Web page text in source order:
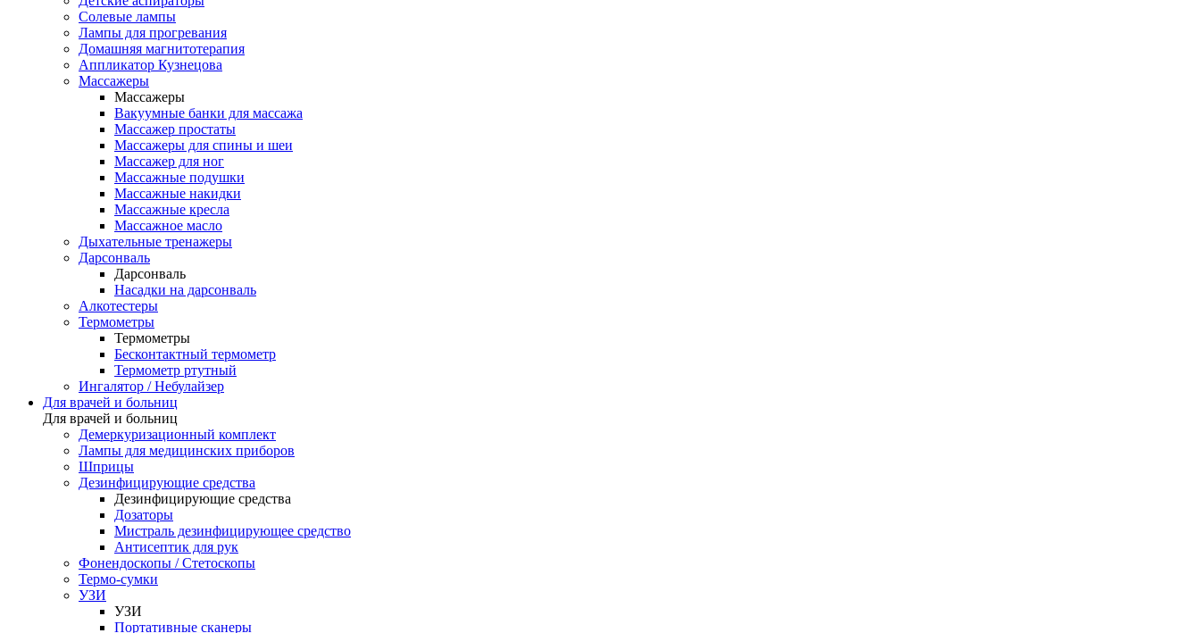
Солевые лампы
Лампы для прогревания
Домашняя магнитотерапия
Аппликатор Кузнецова
Массажеры
Массажеры
Вакуумные банки для массажа
Массажер простаты
Массажеры для спины и шеи
Массажер для ног
Массажные подушки
Массажные накидки
Массажные кресла
Массажное масло
Дыхательные тренажеры
Дарсонваль
Дарсонваль
Насадки на дарсонваль
Алкотестеры
Термометры
Термометры
Бесконтактный термометр
Термометр ртутный
Ингалятор / Небулайзер
Для врачей и больниц
Для врачей и больниц
Демеркуризационный комплект
Лампы для медицинских приборов
Шприцы
Дезинфицирующие средства
Дезинфицирующие средства
Дозаторы
Мистраль дезинфицирующее средство
Антисептик для рук
Фонендоскопы / Стетоскопы
Термо-сумки
УЗИ
УЗИ
Портативные сканеры